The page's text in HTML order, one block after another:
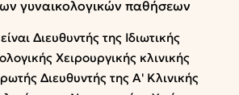
γυναικολογικών παθήσεων
Διευθυντής της Ιδιωτικής
Χειρουργικής κλινικής
Διευθυντής της Α' Κλινικής